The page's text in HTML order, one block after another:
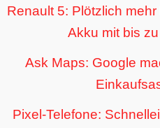
Renault 5: Plötzlich
Akku mit bis
Ask Maps: Google
Pixel-Telefone: